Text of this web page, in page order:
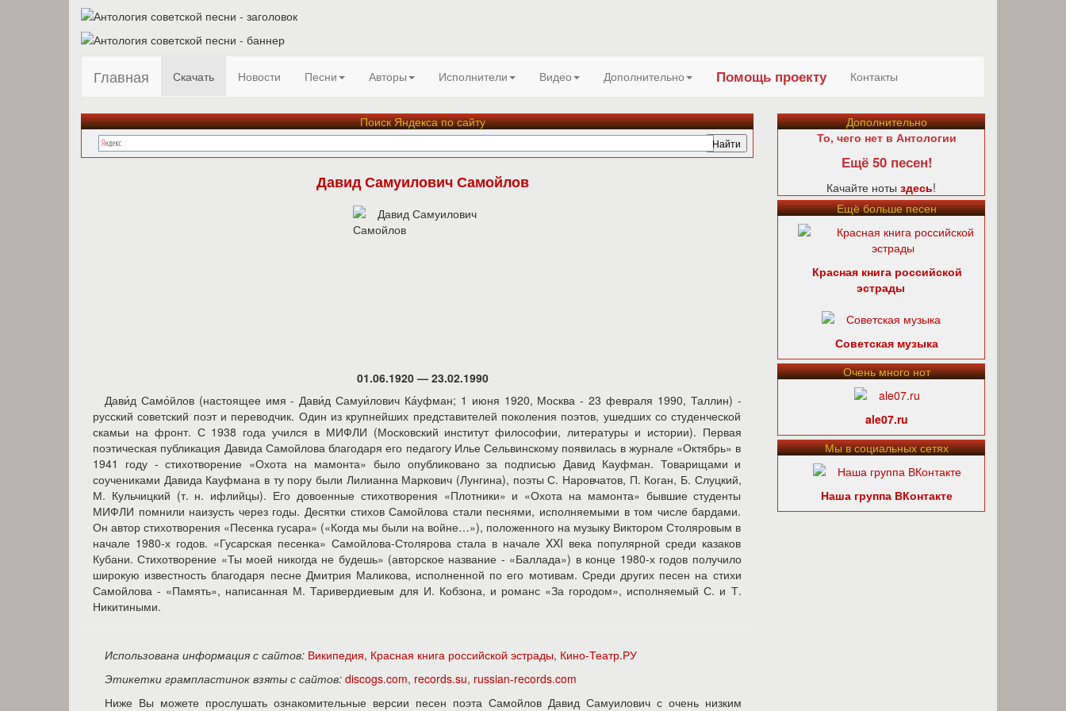
Главная Скачать Новости Песни Авторы Исполнители Видео Дополнительно Помощь проекту Контакты
Поиск Яндекса по сайту
Давид Самуилович Самойлов
01.06.1920 — 23.02.1990
Дави́д Само́йлов (настоящее имя - Дави́д Самуи́лович Ка́уфман; 1 июня 1920, Москва - 23 февраля 1990, Таллин) -
русский советский поэт и переводчик. Один из крупнейших представителей поколения поэтов, ушедших со студенческой
скамьи на фронт. С 1938 года учился в МИФЛИ (Московский институт философии, литературы и истории). Первая
поэтическая публикация Давида Самойлова благодаря его педагогу Илье Сельвинскому появилась в журнале «Октябрь» в
1941 году - стихотворение «Охота на мамонта» было опубликовано за подписью Давид Кауфман. Товарищами и
соучениками Давида Кауфмана в ту пору были Лилианна Маркович (Лунгина), поэты С. Наровчатов, П. Коган, Б. Слуцкий,
М. Кульчицкий (т. н. ифлийцы). Его довоенные стихотворения «Плотники» и «Охота на мамонта» бывшие студенты
МИФЛИ помнили наизусть через годы. Десятки стихов Самойлова стали песнями, исполняемыми в том числе бардами.
Он автор стихотворения «Песенка гусара» («Когда мы были на войне…»), положенного на музыку Виктором Столяровым в
начале 1980-х годов. «Гусарская песенка» Самойлова-Столярова стала в начале XXI века популярной среди казаков
Кубани. Стихотворение «Ты моей никогда не будешь» (авторское название - «Баллада») в конце 1980-х годов получило
широкую известность благодаря песне Дмитрия Маликова, исполненной по его мотивам. Среди других песен на стихи
Самойлова - «Память», написанная М. Таривердиевым для И. Кобзона, и романс «За городом», исполняемый С. и Т.
Никитиными.
Использована информация с сайтов: Википедия, Красная книга российской эстрады, Кино-Театр.РУ
Этикетки грампластинок взяты с сайтов: discogs.com, records.su, russian-records.com
Ниже Вы можете прослушать ознакомительные версии песен поэта Самойлов Давид Самуилович с очень низким
Дополнительно
То, чего нет в Антологии
Ещё 50 песен!
Качайте ноты здесь!
Ещё больше песен
Красная книга российской
эстрады
Советская музыка
Очень много нот
ale07.ru
Мы в социальных сетях
Наша группа ВКонтакте